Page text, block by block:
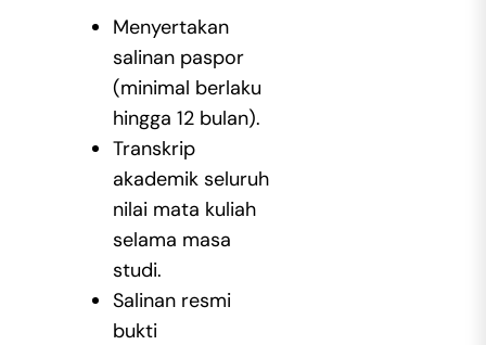
Menyertakan
salinan paspor
(minimal berlaku
hingga 12 bulan).
Transkrip
akademik seluruh
nilai mata kuliah
selama masa
studi.
Salinan resmi
bukti